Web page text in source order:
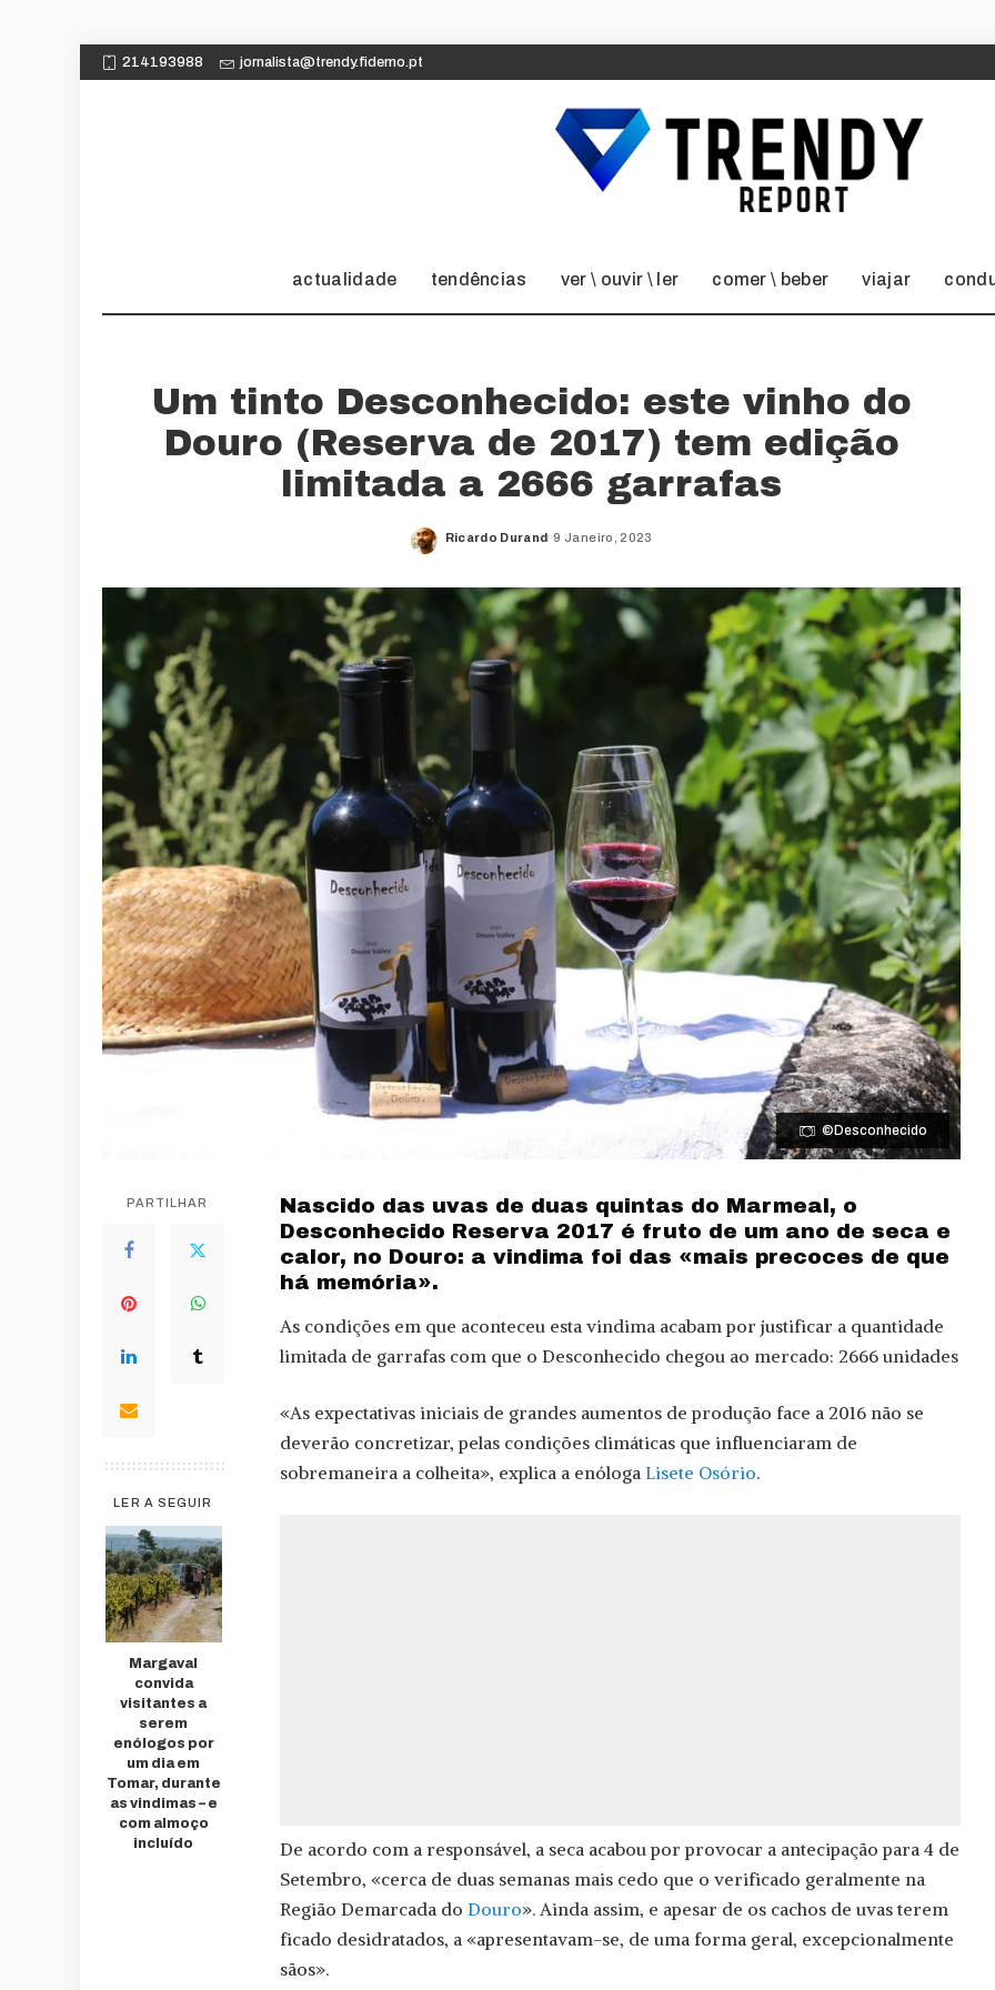
214193988 jornalista@trendy.fidemo.pt
actualidade tendências ver \ ouvir \ ler comer \ beber viajar
Um tinto Desconhecido: este vinho do
Douro (Reserva de 2017) tem edição
limitada a 2666 garrafas
Posted
Ricardo Durand 9 Janeiro, 2023
©Desconhecido
PARTILHAR
LER A SEGUIR
Margaval
convida
visitantes a
serem
enólogos por
um dia em
Tomar, durante
as vindimas – e
com almoço
incluído
Nascido das uvas de duas quintas do Marmeal, o
Desconhecido Reserva 2017 é fruto de um ano de seca e
calor, no Douro: a vindima foi das «mais precoces de que
há memória».
As condições em que aconteceu esta vindima acabam por justificar a quantidade
limitada de garrafas com que o Desconhecido chegou ao mercado: 2666 unidades
«As expectativas iniciais de grandes aumentos de produção face a 2016 não se
deverão concretizar, pelas condições climáticas que influenciaram de
sobremaneira a colheita», explica a enóloga Lisete Osório.
De acordo com a responsável, a seca acabou por provocar a antecipação para 4 de
Setembro, «cerca de duas semanas mais cedo que o verificado geralmente na
Região Demarcada do Douro». Ainda assim, e apesar de os cachos de uvas terem
ficado desidratados, a «apresentavam-se, de uma forma geral, excepcionalmente
sãos».